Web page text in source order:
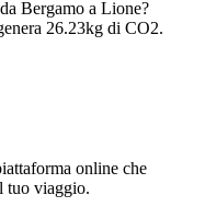
Bergamo a Lione?
26.23kg di CO2.
online che
tuo viaggio.